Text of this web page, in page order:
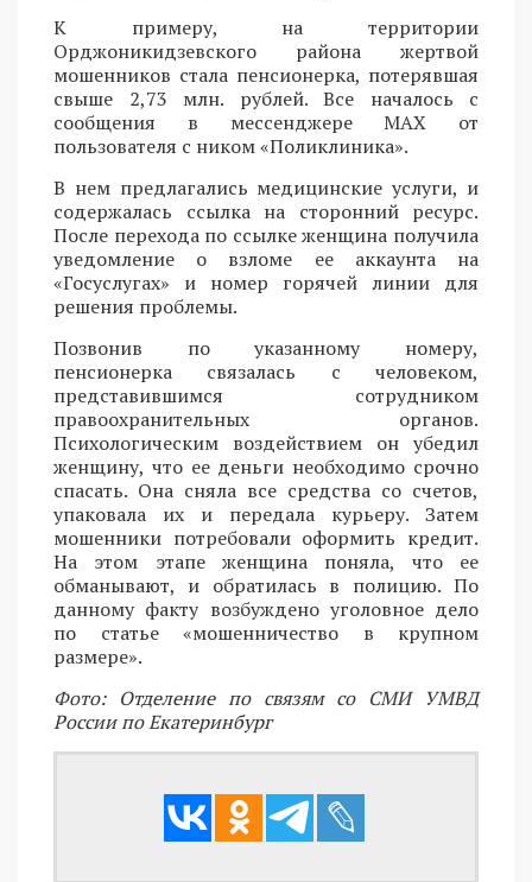
К примеру, на территории
Орджоникидзевского района жертвой
мошенников стала пенсионерка, потерявшая
свыше 2,73 млн. рублей. Все началось с
сообщения в мессенджере MAX от
пользователя с ником «Поликлиника».
В нем предлагались медицинские услуги, и
содержалась ссылка на сторонний ресурс.
После перехода по ссылке женщина получила
уведомление о взломе ее аккаунта на
«Госуслугах» и номер горячей линии для
решения проблемы.
Позвонив по указанному номеру,
пенсионерка связалась с человеком,
представившимся сотрудником
правоохранительных органов.
Психологическим воздействием он убедил
женщину, что ее деньги необходимо срочно
спасать. Она сняла все средства со счетов,
упаковала их и передала курьеру. Затем
мошенники потребовали оформить кредит.
На этом этапе женщина поняла, что ее
обманывают, и обратилась в полицию. По
данному факту возбуждено уголовное дело
по статье «мошенничество в крупном
размере».
Фото: Отделение по связям со СМИ УМВД
России по Екатеринбург